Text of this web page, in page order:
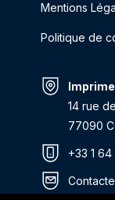
Mentions
Politique de
14 rue
77090
+33 1